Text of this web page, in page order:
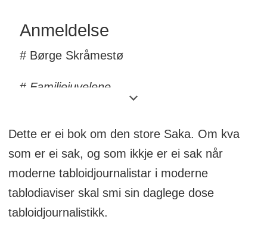
Anmeldelse
# Børge Skråmestø
# Familiejuvelene
Dette er ei bok om den store Saka. Om kva
som er ei sak, og som ikkje er ei sak når
moderne tabloidjournalistar i moderne
tablodiaviser skal smi sin daglege dose
tabloidjournalistikk.